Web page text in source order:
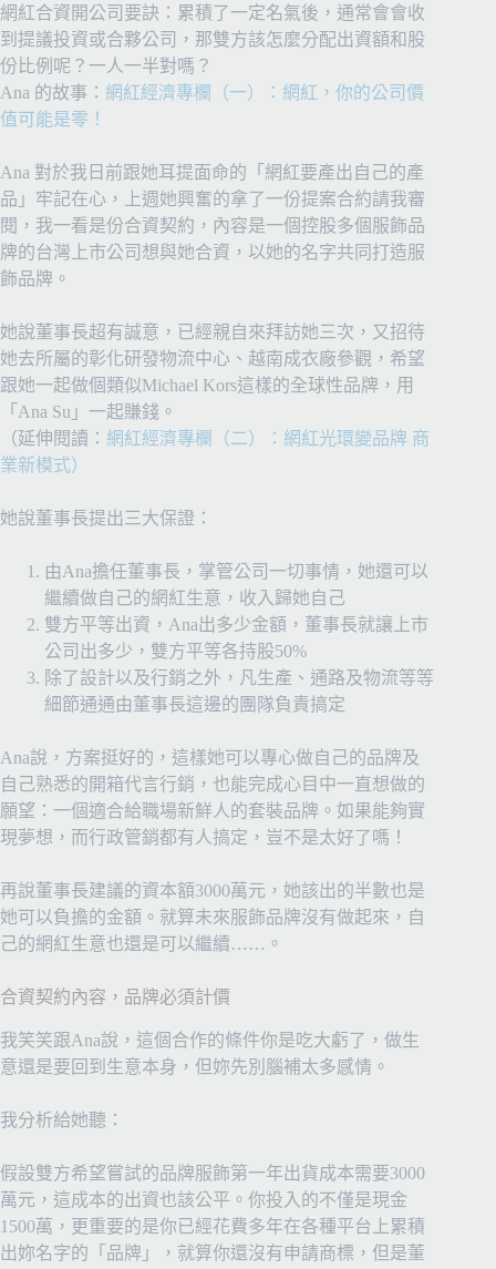
網紅合資開公司要訣：累積了一定名氣後，通常會會收
到提議投資或合夥公司，那雙方該怎麼分配出資額和股
份比例呢？一人一半對嗎？
Ana 的故事： 網紅經濟專欄（一）：網紅，你的公司價
值可能是零！
Ana 對於我日前跟她耳提面命的「網紅要產出自己的產
品」牢記在心，上週她興奮的拿了一份提案合約請我審
閱，我一看是份合資契約，內容是一個控股多個服飾品
牌的台灣上市公司想與她合資，以她的名字共同打造服
飾品牌。
她說董事長超有誠意，已經親自來拜訪她三次，又招待
她去所屬的彰化研發物流中心、越南成衣廠參觀，希望
跟她一起做個類似Michael Kors這樣的全球性品牌，用
「Ana Su」一起賺錢。
（延伸閱讀： 網紅經濟專欄（二）：網紅光環變品牌 商
業新模式）
她說董事長提出三大保證：
由Ana擔任董事長，掌管公司一切事情，她還可以
繼續做自己的網紅生意，收入歸她自己
雙方平等出資，Ana出多少金額，董事長就讓上市
公司出多少，雙方平等各持股50%
除了設計以及行銷之外，凡生產、通路及物流等等
細節通通由董事長這邊的團隊負責搞定
Ana說，方案挺好的，這樣她可以專心做自己的品牌及
自己熟悉的開箱代言行銷，也能完成心目中一直想做的
願望：一個適合給職場新鮮人的套裝品牌。如果能夠實
現夢想，而行政管銷都有人搞定，豈不是太好了嗎！
再說董事長建議的資本額3000萬元，她該出的半數也是
她可以負擔的金額。就算未來服飾品牌沒有做起來，自
己的網紅生意也還是可以繼續……。
合資契約內容，品牌必須計價
我笑笑跟Ana說，這個合作的條件你是吃大虧了，做生
意還是要回到生意本身，但妳先別腦補太多感情。
我分析給她聽：
假設雙方希望嘗試的品牌服飾第一年出貨成本需要3000
萬元，這成本的出資也該公平。你投入的不僅是現金
1500萬，更重要的是你已經花費多年在各種平台上累積
出妳名字的「品牌」，就算你還沒有申請商標，但是董